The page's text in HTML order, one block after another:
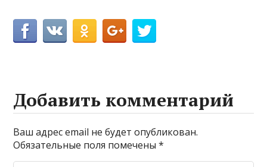
Добавить комментарий
Ваш адрес email не будет опубликован.
Обязательные поля помечены*